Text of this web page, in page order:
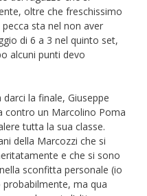
oltre che freschissimo
sta nel non aver
di 6 a 3 nel quinto set,
alcuni punti devo
la finale, Giuseppe
contro un Marcolino Poma
tutta la sua classe.
della Marcozzi che si
e che si sono
sconfitta personale (io
ma qua